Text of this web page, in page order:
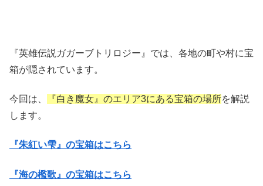
『英雄伝説ガガーブトリロジー』では、各地の町や村に宝
箱が隠されています。
今回は、 『白き魔女』のエリア3にある宝箱の場所を解説
します。
『朱紅い雫』の宝箱はこちら
『海の檻歌』の宝箱はこちら